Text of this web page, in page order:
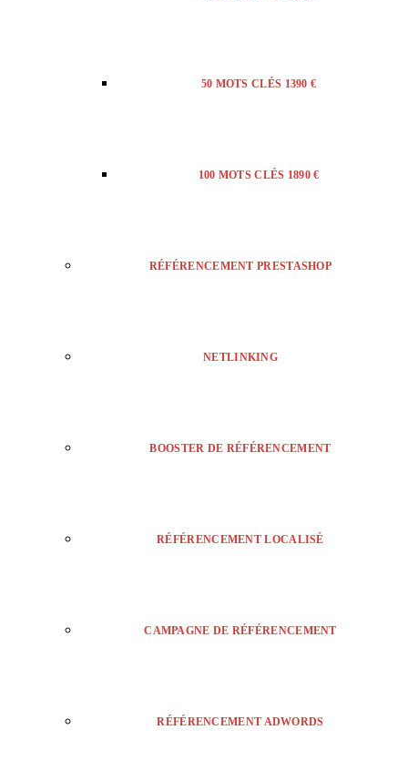
50 MOTS CLÉS 1390 €
100 MOTS CLÉS 1890 €
RÉFÉRENCEMENT PRESTASHOP
NETLINKING
BOOSTER DE RÉFÉRENCEMENT
RÉFÉRENCEMENT LOCALISÉ
CAMPAGNE DE RÉFÉRENCEMENT
RÉFÉRENCEMENT ADWORDS